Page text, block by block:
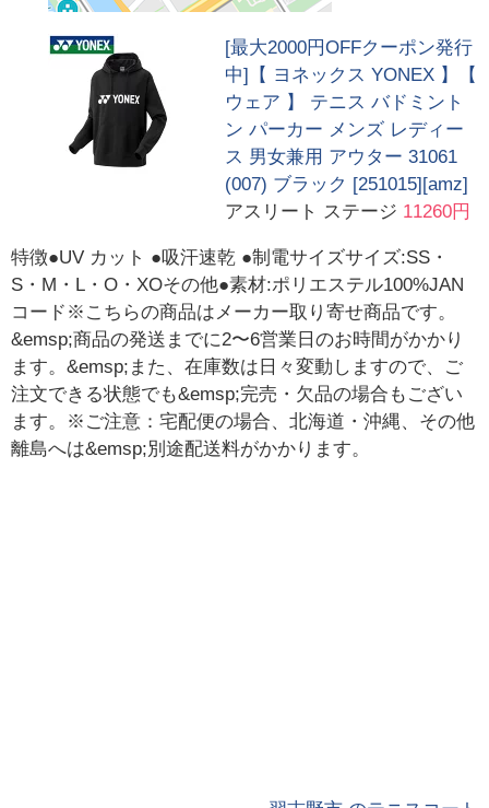
[最大2000円OFFクーポン発行
中]【 ヨネックス YONEX 】【
ウェア 】 テニス バドミント
ン パーカー メンズ レディー
ス 男女兼用 アウター 31061
(007) ブラック [251015][amz]
アスリート ステージ 11260円
特徴●UV カット ●吸汗速乾 ●制電サイズサイズ:SS・
S・M・L・O・XOその他●素材:ポリエステル100%JAN
コード※こちらの商品はメーカー取り寄せ商品です。
&emsp;商品の発送までに2〜6営業日のお時間がかかり
ます。&emsp;また、在庫数は日々変動しますので、ご
注文できる状態でも&emsp;完売・欠品の場合もござい
ます。※ご注意：宅配便の場合、北海道・沖縄、その他
離島へは&emsp;別途配送料がかかります。